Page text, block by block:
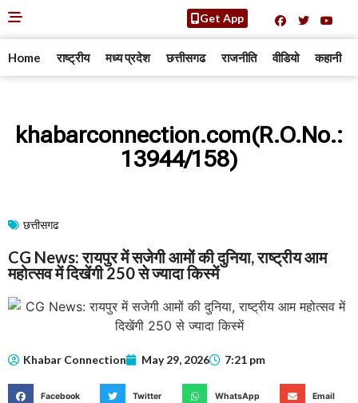
Get App
Home राष्ट्रीय मध्य प्रदेश छत्तीसगढ राजनीति वीडियो कहानी
khabarconnection.com(R.O.No.:
13944/158)
छत्तीसगढ
CG News: रायपुर में सजेगी आमों की दुनिया, राष्ट्रीय आम
महोत्सव में दिखेंगी 250 से ज्यादा किस्में
Khabar Connection May 29, 2026 7:21 pm
Facebook Twitter WhatsApp Email